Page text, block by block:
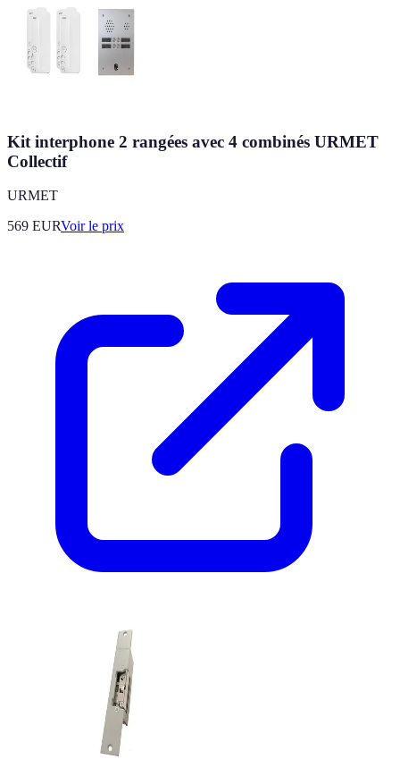
Kit interphone 2 rangées avec 4 combinés URMET
Collectif
URMET
569 EURVoir le prix